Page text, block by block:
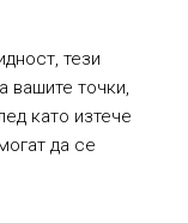
тези
вашите точки,
като изтече
да се